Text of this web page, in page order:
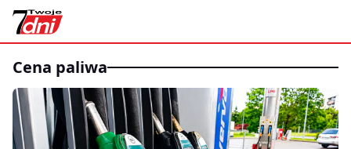
cena paliwa